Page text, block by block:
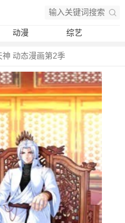
动漫 综艺
动态漫画第2季